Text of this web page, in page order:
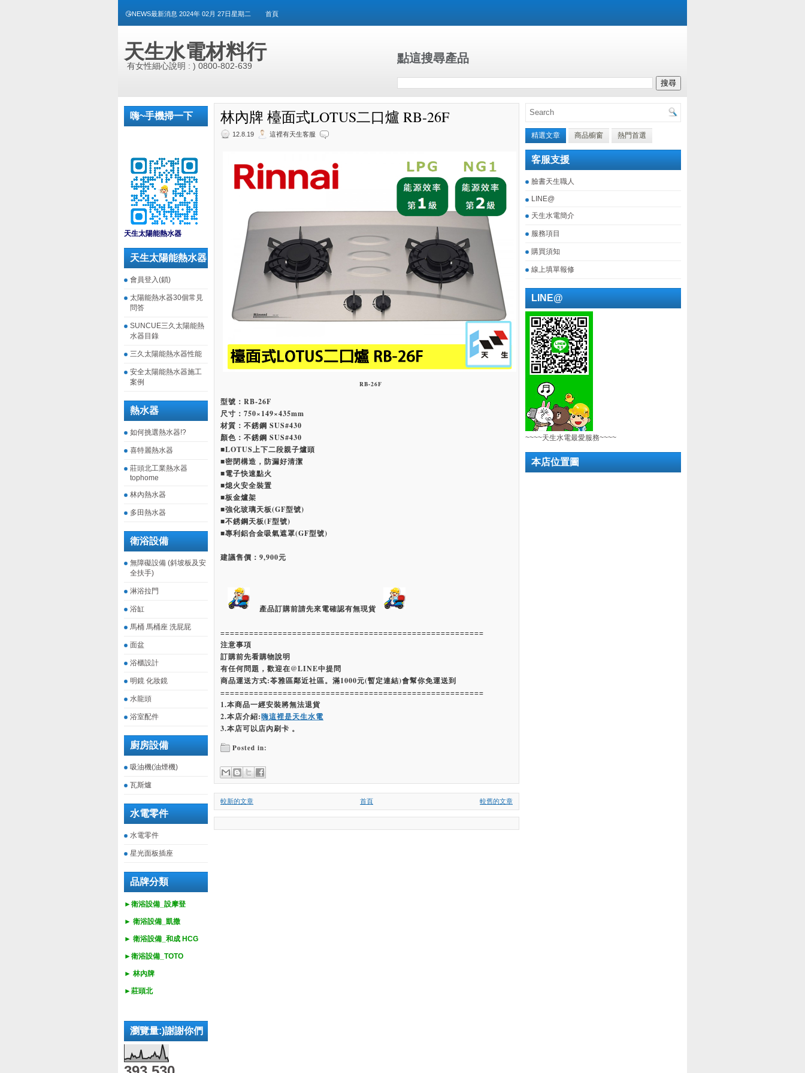
😘NEWS最新消息 2024年 02月 27日星期二 首頁
天生水電材料行
有女性細心說明 : ) 0800-802-639
點這搜尋產品
嗨~手機掃一下
天生太陽能熱水器
天生太陽能熱水器
會員登入(鎖)
太陽能熱水器30個常見
問答
SUNCUE三久太陽能熱
水器目錄
三久太陽能熱水器性能
安全太陽能熱水器施工
案例
熱水器
如何挑選熱水器!?
喜特麗熱水器
莊頭北工業熱水器
tophome
林內熱水器
多田熱水器
衛浴設備
無障礙設備 (斜坡板及安
全扶手)
淋浴拉門
浴缸
馬桶 馬桶座 洗屁屁
面盆
浴櫃設計
明鏡 化妝鏡
水龍頭
浴室配件
廚房設備
吸油機(油煙機)
瓦斯爐
水電零件
水電零件
星光面板插座
品牌分類
►衛浴設備_設摩登
► 衛浴設備_ 凱撒
► 衛浴設備_ 和成 HCG
►衛浴設備_ TOTO
► 林內牌
►莊頭北
瀏覽量:)謝謝你們
林內牌 檯面式LOTUS二口爐 RB-26F
12.8.19 這裡有天生客服
RB-26F
型號：RB-26F
尺寸：750×149×435mm
材質：不銹鋼 SUS#430
顏色：不銹鋼 SUS#430
■LOTUS上下二段親子爐頭
■密閉構造，防漏好清潔
■電子快速點火
■熄火安全裝置
■板金爐架
■強化玻璃天板(GF型號)
■不銹鋼天板(F型號)
■專利鋁合金吸氣遮罩(GF型號)
建議售價：9,900元
產品訂購前請先來電確認有無現貨
=======================================================
注意事項
訂購前先看購物說明
有任何問題，歡迎在@LINE中提問
商品運送方式:苓雅區鄰近社區。滿1000元(暫定連結)會幫你免運送到
=======================================================
1.本商品一經安裝將無法退貨
2.本店介紹:嗨這裡是天生水電
3.本店可以店內刷卡 。
Posted in:
較新的文章 較舊的文章
首頁
精選文章 商品櫥窗 熱門首選
客服支援
臉書天生職人
LINE@
天生水電簡介
服務項目
購買須知
線上填單報修
LINE@
~~~~天生水電最愛服務~~~~
本店位置圖